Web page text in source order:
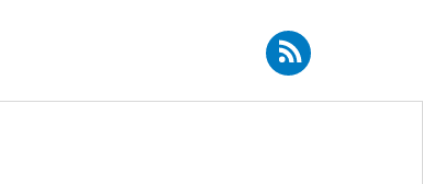
a RSS - Teodoro Calonge